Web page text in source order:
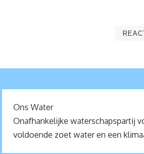
Ons Water
Onafhankelijke waterschapspartij
voldoende zoet water en een